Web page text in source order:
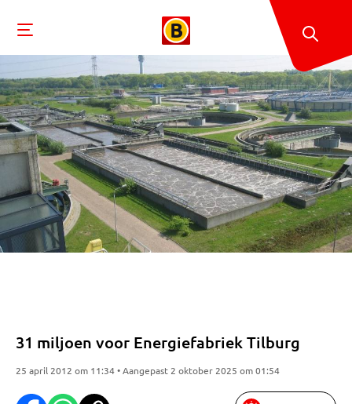
31 miljoen voor Energiefabriek Tilburg
25 april 2012 om 11:34 • Aangepast 2 oktober 2025 om 01:54